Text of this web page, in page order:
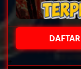
DAFTAR